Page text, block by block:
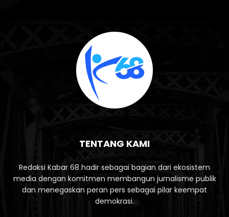
TENTANG KAMI
Redaksi Kabar 68 hadir sebagai bagian dari ekosistem
media dengan komitmen membangun jurnalisme publik
dan menegaskan peran pers sebagai pilar keempat
demokrasi.